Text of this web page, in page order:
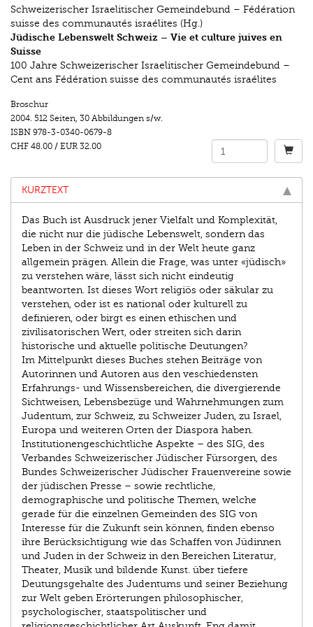
Schweizerischer Israelitischer Gemeindebund – Fédération
suisse des communautés israélites (Hg.)
Jüdische Lebenswelt Schweiz – Vie et culture juives en
Suisse
100 Jahre Schweizerischer Israelitischer Gemeindebund –
Cent ans Fédération suisse des communautés israélites
Broschur
2004. 512 Seiten, 30 Abbildungen s/w.
ISBN 978-3-0340-0679-8
CHF 48.00 / EUR 32.00
KURZTEXT
Das Buch ist Ausdruck jener Vielfalt und Komplexität,
die nicht nur die jüdische Lebenswelt, sondern das
Leben in der Schweiz und in der Welt heute ganz
allgemein prägen. Allein die Frage, was unter «jüdisch»
zu verstehen wäre, lässt sich nicht eindeutig
beantworten. Ist dieses Wort religiös oder säkular zu
verstehen, oder ist es national oder kulturell zu
definieren, oder birgt es einen ethischen und
zivilisatorischen Wert, oder streiten sich darin
historische und aktuelle politische Deutungen?
Im Mittelpunkt dieses Buches stehen Beiträge von
Autorinnen und Autoren aus den veschiedensten
Erfahrungs- und Wissensbereichen, die divergierende
Sichtweisen, Lebensbezüge und Wahrnehmungen zum
Judentum, zur Schweiz, zu Schweizer Juden, zu Israel,
Europa und weiteren Orten der Diaspora haben.
Institutionengeschichtliche Aspekte – des SIG, des
Verbandes Schweizerischer Jüdischer Fürsorgen, des
Bundes Schweizerischer Jüdischer Frauenvereine sowie
der jüdischen Presse – sowie rechtliche,
demographische und politische Themen, welche
gerade für die einzelnen Gemeinden des SIG von
Interesse für die Zukunft sein können, finden ebenso
ihre Berücksichtigung wie das Schaffen von Jüdinnen
und Juden in der Schweiz in den Bereichen Literatur,
Theater, Musik und bildende Kunst. über tiefere
Deutungsgehalte des Judentums und seiner Beziehung
zur Welt geben Erörterungen philosophischer,
psychologischer, staatspolitischer und